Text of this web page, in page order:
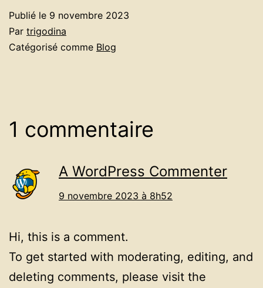
Publié le 9 novembre 2023
Par trigodina
Catégorisé comme Blog
1 commentaire
A WordPress Commenter
9 novembre 2023 à 8h52
Hi, this is a comment.
To get started with moderating, editing, and
deleting comments, please visit the